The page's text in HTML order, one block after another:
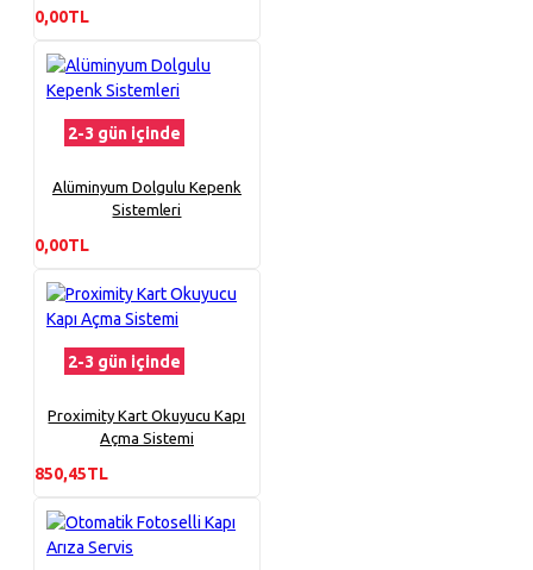
0,00TL
2-3 gün içinde
Alüminyum Dolgulu Kepenk
Sistemleri
0,00TL
2-3 gün içinde
Proximity Kart Okuyucu Kapı
Açma Sistemi
850,45TL